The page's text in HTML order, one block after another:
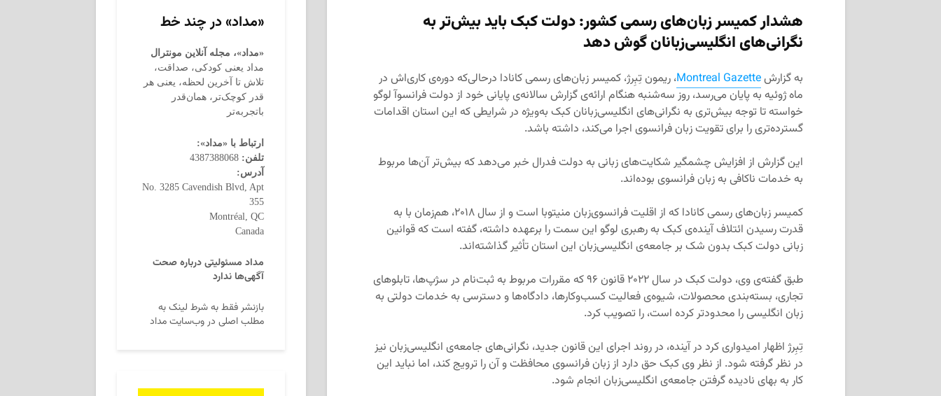
هشدار کمیسر زبان‌های رسمی کشور: دولت کبک باید بیش‌تر به
نگرانی‌های انگلیسی‌زبانان گوش دهد
به گزارشMontreal Gazette، ریمون تِبِرژ، کمیسر زبان‌های رسمی کانادا درحالی‌که دوره‌ی کاری‌اش در
ماه ژوئیه به پایان می‌رسد، روز سه‌شنبه هنگام ارائه‌ی گزارش سالانه‌ی پایانی خود از دولت فرانسوآ لوگو
خواسته تا توجه بیش‌تری به نگرانی‌های انگلیسی‌زبانان کبک به‌ویژه در شرایطی که این استان اقدامات
گسترده‌تری را برای تقویت زبان فرانسوی اجرا می‌کند، داشته باشد.
این گزارش از افزایش چشمگیر شکایت‌های زبانی به دولت فدرال خبر می‌دهد که بیش‌تر آن‌ها مربوط
به خدمات ناکافی به زبان فرانسوی بوده‌اند.
کمیسر زبان‌های رسمی کانادا که از اقلیت فرانسوی‌زبان منیتوبا است و از سال ۲۰۱۸، هم‌زمان با به
قدرت رسیدن ائتلاف آینده‌ی کبک به رهبری لوگو این سمت را برعهده داشته، گفته است که قوانین
زبانی دولت کبک بدون شک بر جامعه‌ی انگلیسی‌زبان این استان تأثیر گذاشته‌اند.
طبق گفته‌ی وی، دولت کبک در سال ۲۰۲۲ قانون ۹۶ که مقررات مربوط به ثبت‌نام در سژپ‌ها، تابلوهای
تجاری، بسته‌بندی محصولات، شیوه‌ی فعالیت کسب‌وکارها، دادگاه‌ها و دسترسی به خدمات دولتی به
زبان انگلیسی را محدودتر کرده است، را تصویب کرد.
تِبِرژ اظهار امیدواری کرد در آینده، در روند اجرای این قانون جدید، نگرانی‌های جامعه‌ی انگلیسی‌زبان نیز
در نظر گرفته شود. از نظر وی کبک حق دارد از زبان فرانسوی محافظت و آن را ترویج کند، اما نباید این
کار به بهای نادیده گرفتن جامعه‌ی انگلیسی‌زبان انجام شود.
«مداد» در چند خط
«مداد»، مجله آنلاین مونترال
مداد یعنی کودکی، صداقت،
تلاش تا آخرین لحظه، یعنی هر
قدر کوچک‌تر، همان‌قدر
باتجربه‌تر
ارتباط با «مداد»:
تلفن:
آدرس:
No. 3285 Cavendish Blvd, Apt
355
Montréal, QC
Canada
مداد مسئولیتی درباره صحت
آگهی‌ها ندارد
بازنشر فقط به شرط لینک به
مطلب اصلی در وب‌سایت مداد